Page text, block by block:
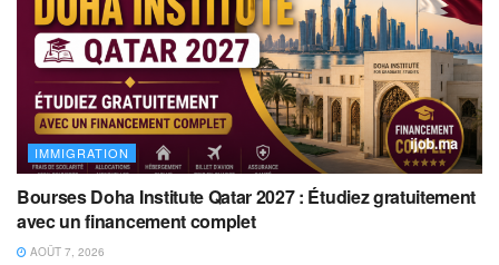
IMMIGRATION
Bourses Doha Institute Qatar 2027 : Étudiez gratuitement
avec un financement complet
AOÛT 7, 2026